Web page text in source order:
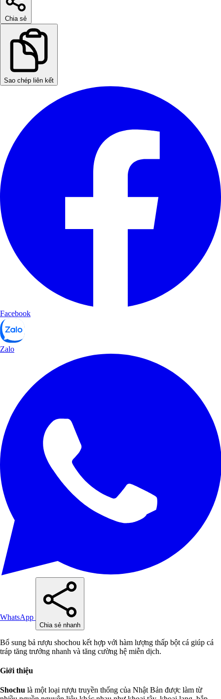
Chia sẻ
Sao chép liên kết
Facebook
Zalo
WhatsApp
Chia sẻ nhanh
Bổ sung bả rượu shochou kết hợp với hàm lượng thấp bột cá giúp cá
tráp tăng trưởng nhanh và tăng cường hệ miễn dịch.
Giới thiệu
Shochu là một loại rượu truyền thống của Nhật Bản được làm từ